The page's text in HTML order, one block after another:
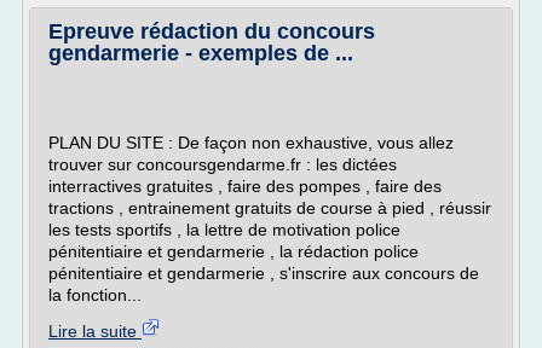
Epreuve rédaction du concours
gendarmerie - exemples de ...
PLAN DU SITE : De façon non exhaustive, vous allez
trouver sur concoursgendarme.fr : les dictées
interractives gratuites , faire des pompes , faire des
tractions , entrainement gratuits de course à pied , réussir
les tests sportifs , la lettre de motivation police
pénitentiaire et gendarmerie , la rédaction police
pénitentiaire et gendarmerie , s'inscrire aux concours de
la fonction...
Lire la suite